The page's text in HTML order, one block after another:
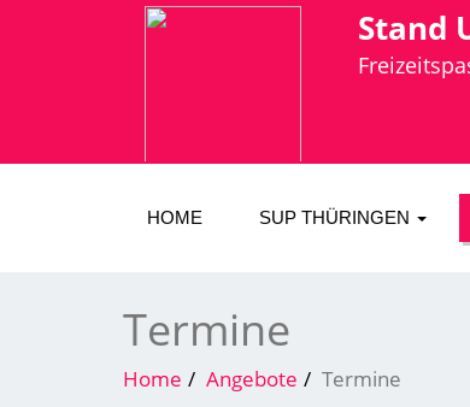
Stand
HOME SUP THÜRINGEN
Termine
Home Angebote Termine